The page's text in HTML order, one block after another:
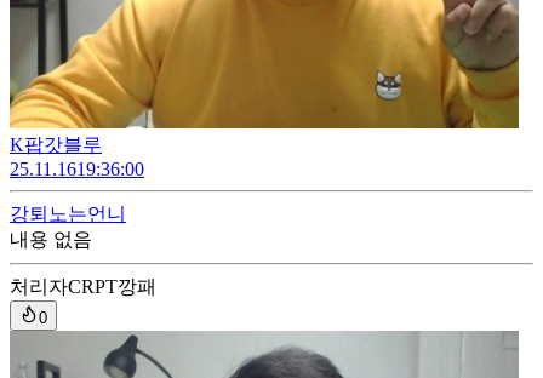
K팝갓블루
25.11.1619:36:00
강퇴 노는언니
내용 없음
처리자CRPT깡패
0